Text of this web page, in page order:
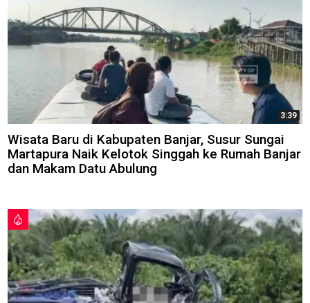
3:39
Wisata Baru di Kabupaten Banjar, Susur Sungai
Martapura Naik Kelotok Singgah ke Rumah Banjar
dan Makam Datu Abulung